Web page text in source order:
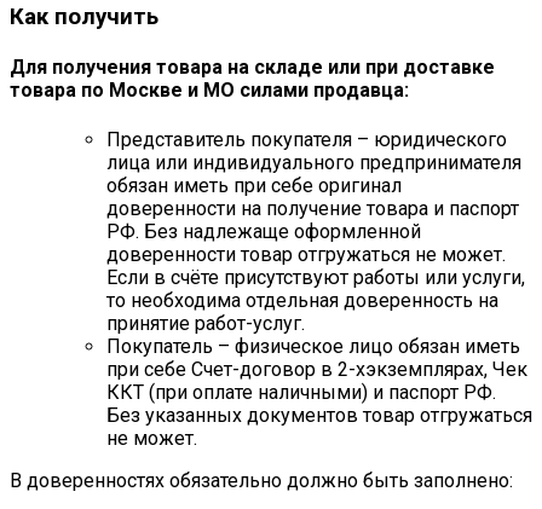
Как получить
Для получения товара на складе или при доставке
товара по Москве и МО силами продавца:
Представитель покупателя – юридического
лица или индивидуального предпринимателя
обязан иметь при себе оригинал
доверенности на получение товара и паспорт
РФ. Без надлежаще оформленной
доверенности товар отгружаться не может.
Если в счёте присутствуют работы или услуги,
то необходима отдельная доверенность на
принятие работ-услуг.
Покупатель – физическое лицо обязан иметь
при себе Счет-договор в 2-хэкземплярах, Чек
ККТ (при оплате наличными) и паспорт РФ.
Без указанных документов товар отгружаться
не может.
В доверенностях обязательно должно быть заполнено: